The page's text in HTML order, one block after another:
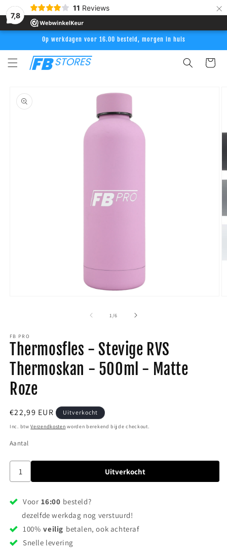
7,8
11 Reviews ×
Meteen
naar de
content
Op werkdagen voor 16.00 besteld, morgen in huis
in
modaal
1 /van
6
FB PRO
Thermosfles - Stevige RVS
Thermoskan - 500ml - Matte
Roze
Normale
prijs
€22,99 EUR Uitverkocht
Inc. btwVerzendkosten worden berekend bij de checkout.
Aantal
Uitverkocht
Voor 16:00 besteld?
dezelfde werkdag nog verstuurd!
100% veilig betalen, ook achteraf
Snelle levering